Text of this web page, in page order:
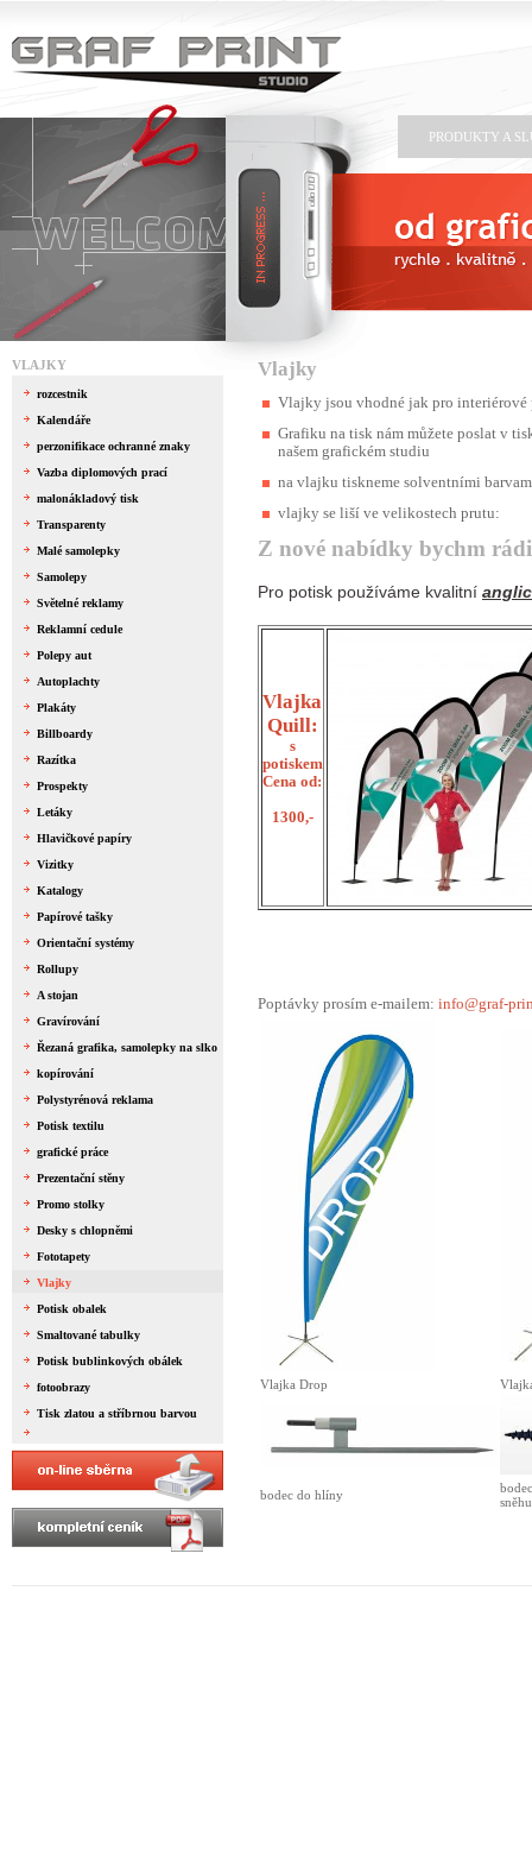
PRODUKTY A
Vlajky
Vlajky jsou vhodné jak pro interiérové
Grafiku na tisk nám můžete poslat v
našem grafickém studiu
na vlajku tiskneme solventními
vlajky se liší ve velikostech prutu:
Z nové nabídky bychm
Pro potisk používáme kvalitní
Vlajka
Quill:
s
potiskem
Cena od:
1300,-
Poptávky prosím e-mailem: info@graf-
Vlajka Drop
bodec do hlíny
sněhu
VLAJKY
rozcestnik
Kalendáře
perzonifikace ochranné znaky
Vazba diplomových prací
malonákladový tisk
Transparenty
Malé samolepky
Samolepy
Světelné reklamy
Reklamní cedule
Polepy aut
Autoplachty
Plakáty
Billboardy
Razítka
Prospekty
Letáky
Hlavičkové papíry
Vizitky
Katalogy
Papírové tašky
Orientační systémy
Rollupy
A stojan
Gravírování
Řezaná grafika, samolepky na slko
kopírování
Polystyrénová reklama
Potisk textilu
grafické práce
Prezentační stěny
Promo stolky
Desky s chlopněmi
Fototapety
Vlajky
Potisk obalek
Smaltované tabulky
Potisk bublinkových obálek
fotoobrazy
Tisk zlatou a stříbrnou barvou